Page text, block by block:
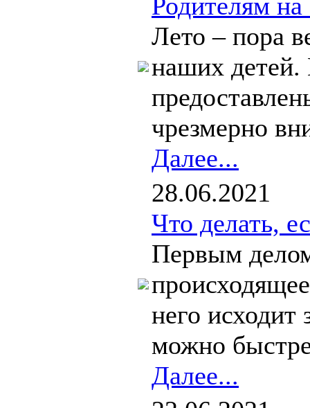
Лето – пора
наших детей.
чрезмерно
Далее...
28.06.2021
Что делать,
Первым
него исходит
можно
Далее...